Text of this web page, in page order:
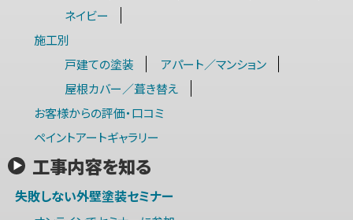
ネイビー
施工別
戸建ての塗装
アパート／マンション
屋根カバー／葺き替え
お客様からの評価・口コミ
ペイントアートギャラリー
工事内容を知る
失敗しない外壁塗装セミナー